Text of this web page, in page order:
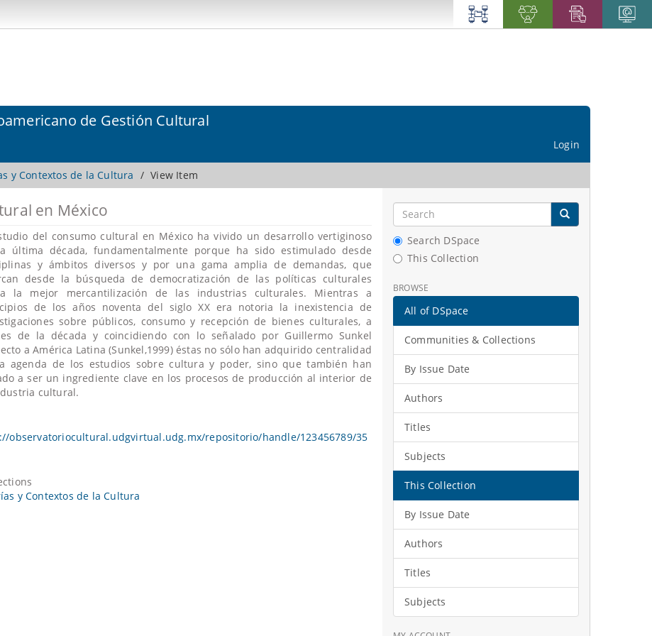
de Gestión Cultural
Login
y Contextos de la Cultura View Item
en México
del consumo cultural en México ha vivido un desarrollo vertiginoso
última década, fundamentalmente porque ha sido estimulado desde
y ámbitos diversos y por una gama amplia de demandas, que
desde la búsqueda de democratización de las políticas culturales
la mejor mercantilización de las industrias culturales. Mientras a
de los años noventa del siglo XX era notoria la inexistencia de
sobre públicos, consumo y recepción de bienes culturales, a
de la década y coincidiendo con lo señalado por Guillermo Sunkel
a América Latina (Sunkel,1999) éstas no sólo han adquirido centralidad
agenda de los estudios sobre cultura y poder, sino que también han
a ser un ingrediente clave en los procesos de producción al interior de
cultural.
observatoriocultural.udgvirtual.udg.mx/repositorio/handle/123456789/35
y Contextos de la Cultura
Search DSpace
This Collection
BROWSE
All of DSpace
Communities & Collections
By Issue Date
Authors
Titles
Subjects
This Collection
By Issue Date
Authors
Titles
Subjects